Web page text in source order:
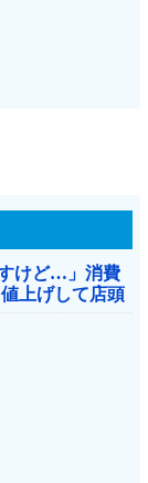
けど…」消費
上げして店頭